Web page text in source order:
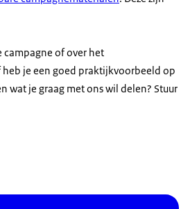
campagne of over het
je een goed praktijkvoorbeeld op
wat je graag met ons wil delen? Stuur